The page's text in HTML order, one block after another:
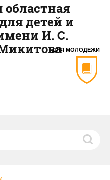
ДЛЯ МОЛОДЁЖИ
детей и
И. С.